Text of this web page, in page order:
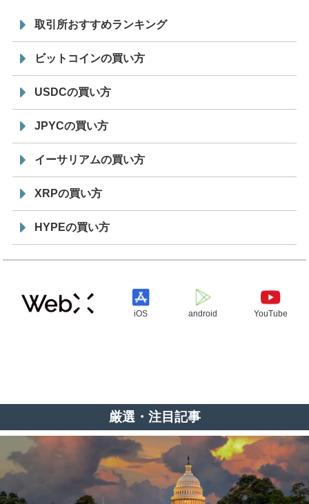
取引所おすすめランキング
ビットコインの買い方
USDCの買い方
JPYCの買い方
イーサリアムの買い方
XRPの買い方
HYPEの買い方
iOS android YouTube
厳選・注目記事